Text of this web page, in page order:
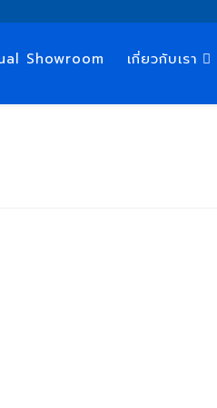
Showroom เกี่ยวกับเรา